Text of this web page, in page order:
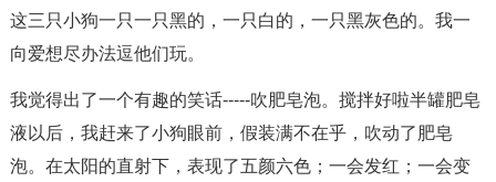
这三只小狗一只一只黑的，一只白的，一只黑灰色的。我一
向爱想尽办法逗他们玩。
我觉得出了一个有趣的笑话-----吹肥皂泡。搅拌好啦半罐肥皂
液以后，我赶来了小狗眼前，假装满不在乎，吹动了肥皂
泡。在太阳的直射下，表现了五颜六色；一会发红；一会变